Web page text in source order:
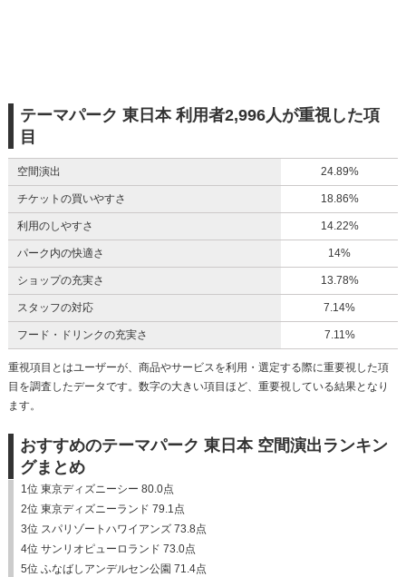
テーマパーク 東日本 利用者2,996人が重視した項
目
空間演出 24.89%
チケットの買いやすさ 18.86%
利用のしやすさ 14.22%
パーク内の快適さ 14%
ショップの充実さ 13.78%
スタッフの対応 7.14%
フード・ドリンクの充実さ 7.11%
重視項目とはユーザーが、商品やサービスを利用・選定する際に重要視した項
目を調査したデータです。数字の大きい項目ほど、重要視している結果となり
ます。
おすすめのテーマパーク 東日本 空間演出ランキン
グまとめ
1位 東京ディズニーシー 80.0点
2位 東京ディズニーランド 79.1点
3位 スパリゾートハワイアンズ 73.8点
4位 サンリオピューロランド 73.0点
5位 ふなばしアンデルセン公園 71.4点